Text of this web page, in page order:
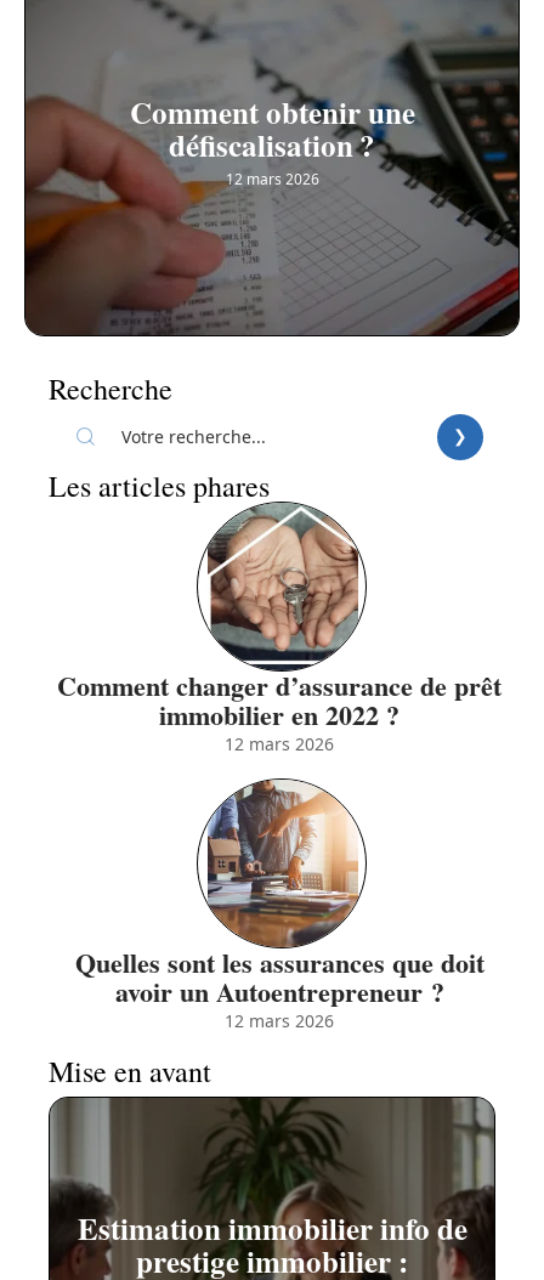
Comment obtenir une
défiscalisation ?
12 mars 2026
Recherche
Les articles phares
Comment changer d’assurance de prêt
immobilier en 2022 ?
12 mars 2026
Quelles sont les assurances que doit
avoir un Autoentrepreneur ?
12 mars 2026
Mise en avant
Estimation immobilier info de
prestige immobilier :